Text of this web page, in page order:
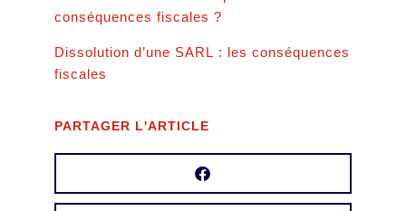
conséquences fiscales ?
Dissolution d’une SARL : les conséquences
fiscales
PARTAGER L'ARTICLE